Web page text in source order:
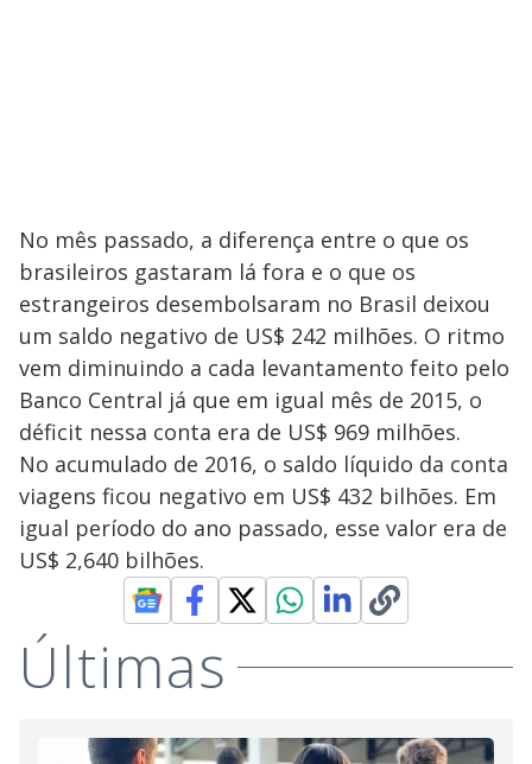
No mês passado, a diferença entre o que os
brasileiros gastaram lá fora e o que os
estrangeiros desembolsaram no Brasil deixou
um saldo negativo de US$ 242 milhões. O ritmo
vem diminuindo a cada levantamento feito pelo
Banco Central já que em igual mês de 2015, o
déficit nessa conta era de US$ 969 milhões.
No acumulado de 2016, o saldo líquido da conta
viagens ficou negativo em US$ 432 bilhões. Em
igual período do ano passado, esse valor era de
US$ 2,640 bilhões.
Últimas